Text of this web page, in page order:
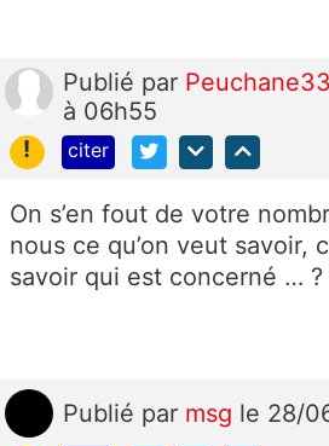
Publié par
à 06h55
!
citer
On s’en fout de votre
nous ce qu’on veut savoir,
savoir qui est concerné … ?
Publié par msg le 28/